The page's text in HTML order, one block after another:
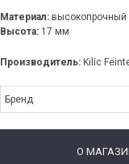
Материал:
Высота: 17 мм
Производитель: Kilic
Бренд
O